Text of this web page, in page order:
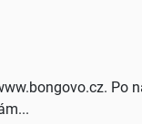
Po